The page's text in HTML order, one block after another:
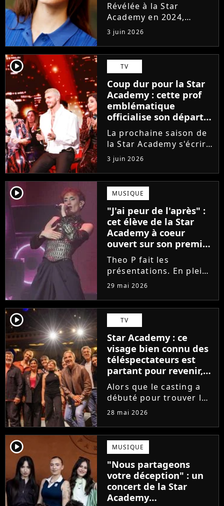
Révélée à la Star
Academy en 2024,
Marguerite officialise
l'arrivée pour l'automne
de son premier album
Guérir. En parallèle, la
chanteuse et
comédienne rejoindra
Laura Felpin, Harpo...
3 juin 2026
player2 TV
Coup dur pour la Star
Academy : cette prof
emblématique
officialise son départ,
"Ça devenait assez
compliqué"
La prochaine saison de
la Star Academy s'écrira
avec une nouvelle
recrue dans ses rangs.
Coach d'expression
scénique de l'émission,
Marlène Schaff ne
rempilera pas à la table
des professeurs...
3 juin 2026
player2 MUSIQUE
"J'ai peur de l'après" :
cet élève de la Star
Academy à coeur
ouvert sur son premier
single intime
Theo P fait les
présentations. En pleine
tournée, l'élève de la
son tout premier single.
Avec Garçon solide, le
chanteur livre une
facette plus fragile de
sa personnalité....
29 mai 2026
player2 TV
Star Academy : ce
visage bien connu des
téléspectateurs est
partant pour revenir,
sauf que la place est
déjà prise
Alors que le casting a
débuté pour trouver les
prochains Pierre
Ambre, une professeure
emblématique de la Star
Academy se positionne
pour enseigner le chant
aux...
28 mai 2026
player2 MUSIQUE
"Nous partageons
votre déception" : un
concert de la Star
Academy